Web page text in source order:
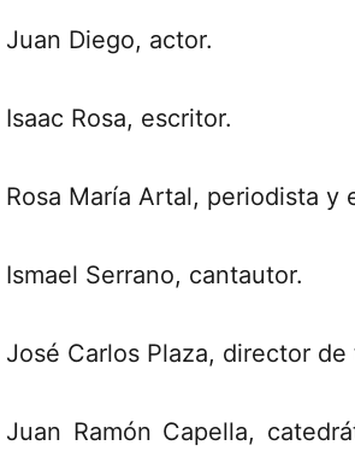
Juan Diego, actor.
Isaac Rosa, escritor.
Rosa María Artal, periodista y
Ismael Serrano, cantautor.
José Carlos Plaza, director de
Juan Ramón Capella,